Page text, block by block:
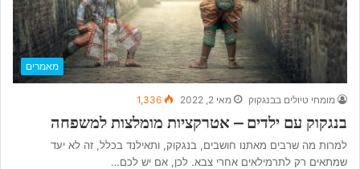
מאמרים
מומחי טיולים בבנגקוק מאי 2, 2022 1,336
בנגקוק עם ילדים – אטרקציות מומלצות למשפחה
למרות מה שרבים מאתנו חושבים, בנגקוק, ותאילנד בכלל, זה לא יעד
שמתאים רק לתרמילאים אחרי צבא. לכן, אם יש לכם…